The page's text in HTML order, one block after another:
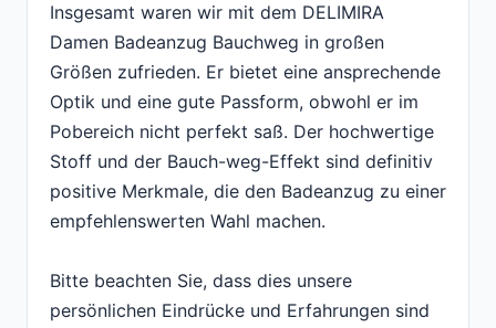
Insgesamt waren wir mit dem DELIMIRA
Damen Badeanzug Bauchweg in großen
Größen zufrieden. Er bietet eine ansprechende
Optik und eine gute Passform, obwohl er im
Pobereich nicht perfekt saß. Der hochwertige
Stoff und der Bauch-weg-Effekt sind definitiv
positive Merkmale, die den Badeanzug zu einer
empfehlenswerten Wahl machen.
Bitte beachten Sie, dass dies unsere
persönlichen Eindrücke und Erfahrungen sind